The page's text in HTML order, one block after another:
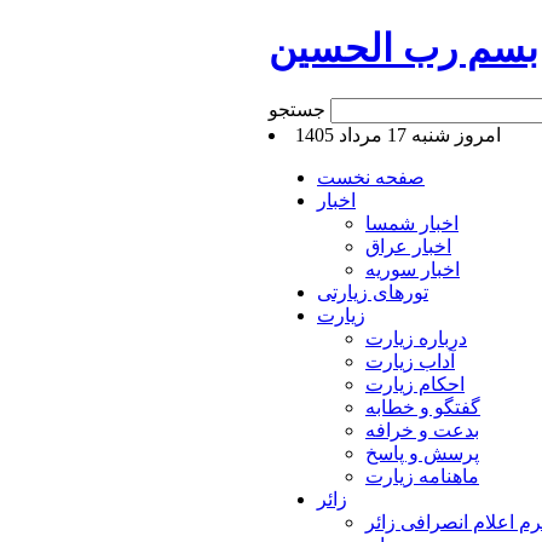
بسم رب الحسین
امروز شنبه 17 مرداد 1405
صفحه نخست
اخبار
اخبار شمسا
اخبار عراق
اخبار سوریه
تورهای زیارتی
زیارت
درباره زیارت
آداب زیارت
احکام زیارت
گفتگو و خطابه
بدعت و خرافه
پرسش و پاسخ
ماهنامه زیارت
زائر
اعلام انصرافی زائر